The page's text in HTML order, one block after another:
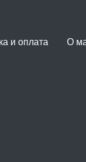
и оплата О